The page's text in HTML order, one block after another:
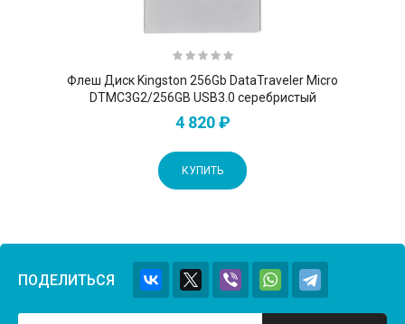
Флеш Диск Kingston 256Gb DataTraveler Micro
DTMC3G2/256GB USB3.0 серебристый
4 820 ₽
КУПИТЬ
ПОДЕЛИТЬСЯ